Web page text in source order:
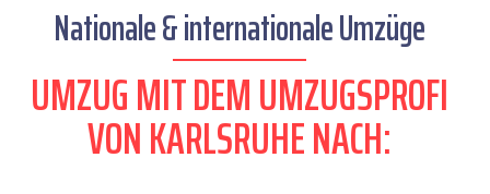
Nationale & internationale Umzüge
UMZUG MIT DEM UMZUGSPROFI
VON KARLSRUHE NACH: